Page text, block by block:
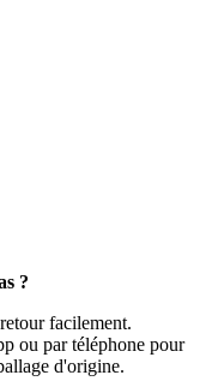
?
facilement.
ou par téléphone pour
d'origine.